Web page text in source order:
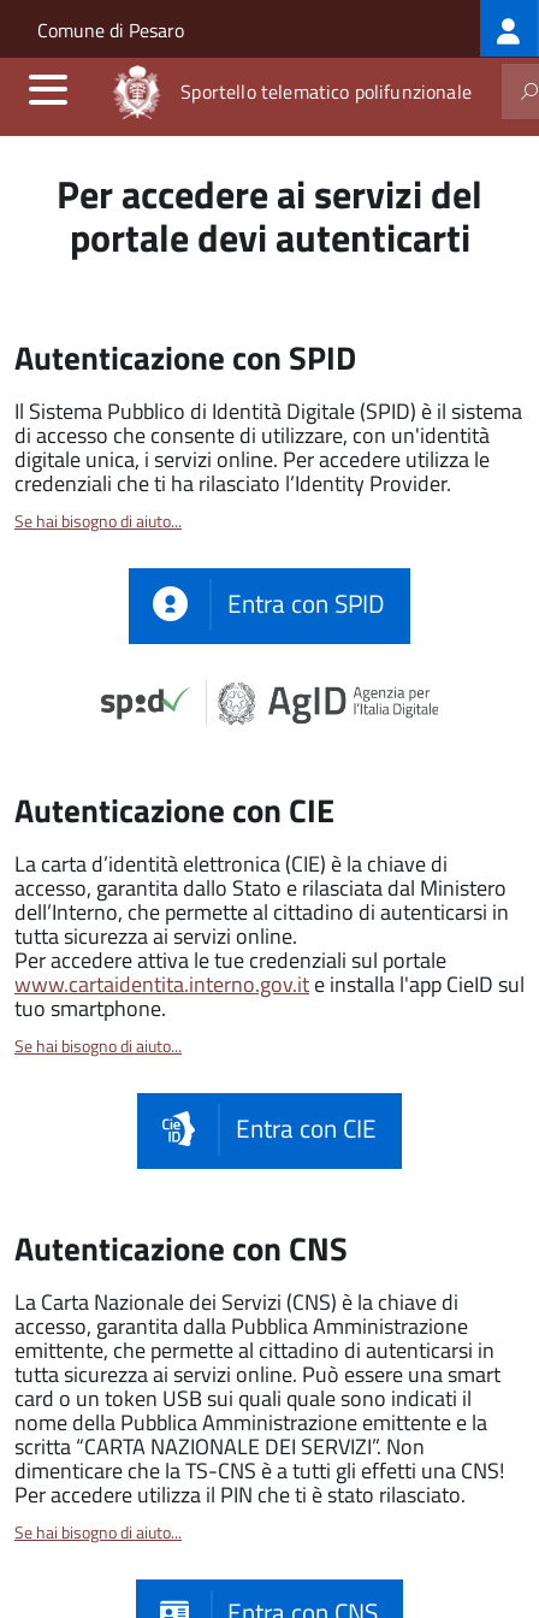
Salta al contenuto principale
Skip to site navigation
Comune di Pesaro
Sportello telematico polifunzionale
Per accedere ai servizi del
portale devi autenticarti
Autenticazione con SPID
Il Sistema Pubblico di Identità Digitale (SPID) è il sistema
di accesso che consente di utilizzare, con un'identità
digitale unica, i servizi online. Per accedere utilizza le
credenziali che ti ha rilasciato l’Identity Provider.
Se hai bisogno di aiuto...
Entra con SPID
Autenticazione con CIE
La carta d’identità elettronica (CIE) è la chiave di
accesso, garantita dallo Stato e rilasciata dal Ministero
dell’Interno, che permette al cittadino di autenticarsi in
tutta sicurezza ai servizi online.
Per accedere attiva le tue credenziali sul portale
www.cartaidentita.interno.gov.ite installa l'app CieID sul
tuo smartphone.
Se hai bisogno di aiuto...
Entra con CIE
Autenticazione con CNS
La Carta Nazionale dei Servizi (CNS) è la chiave di
accesso, garantita dalla Pubblica Amministrazione
emittente, che permette al cittadino di autenticarsi in
tutta sicurezza ai servizi online. Può essere una smart
card o un token USB sui quali quale sono indicati il
nome della Pubblica Amministrazione emittente e la
scritta “CARTA NAZIONALE DEI SERVIZI”. Non
dimenticare che la TS-CNS è a tutti gli effetti una CNS!
Per accedere utilizza il PIN che ti è stato rilasciato.
Se hai bisogno di aiuto...